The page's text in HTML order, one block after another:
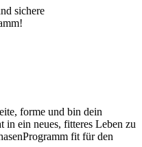
sichere
forme und bin dein
in ein neues, fitteres Leben zu
fit für den